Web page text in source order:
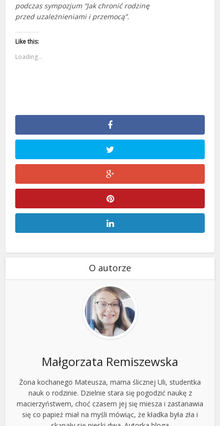
podczas sympozjum “Jak chronić rodzinę
przed uzależnieniami i przemocą”.
Like this:
Loading...
O autorze
Małgorzata Remiszewska
Żona kochanego Mateusza, mama ślicznej Uli, studentka
nauk o rodzinie. Dzielnie stara się pogodzić naukę z
macierzyństwem, choć czasem jej się miesza i zastanawia
się co papież miał na myśli mówiąc, że kładka była zła i